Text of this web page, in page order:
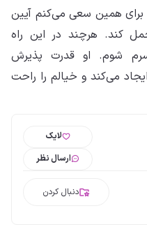
برای همین سعی می‌کنم آیین
کند. هرچند در این راه
شوم. او قدرت پذیرش
می‌کند و خیالم را راحت
لایک
ارسال نظر
دنبال کردن